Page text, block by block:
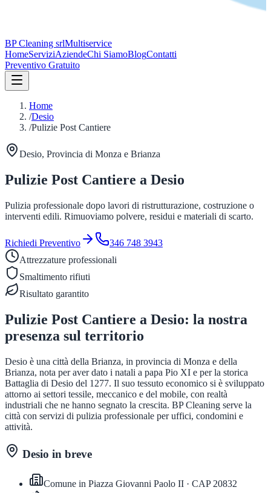
BP Cleaning srlMultiservice
HomeServiziAziendeChi SiamoBlogContatti
Preventivo Gratuito
Home
/Desio
/Pulizie Post Cantiere
Desio, Provincia di Monza e Brianza
Pulizie Post Cantiere a Desio
Pulizia professionale dopo lavori di ristrutturazione, costruzione o
interventi edili. Rimuoviamo polvere, residui e materiali di scarto.
Richiedi Preventivo
346 748 3943
Attrezzature professionali
Smaltimento rifiuti
Risultato garantito
Pulizie Post Cantiere a Desio: la nostra
presenza sul territorio
Desio è una città della Brianza, in provincia di Monza e della
Brianza, nota per aver dato i natali a papa Pio XI e per la storica
Battaglia di Desio del 1277. Il suo tessuto economico si è sviluppato
attorno ai settori tessile, meccanico e del mobile, con realtà
industriali che ne hanno segnato la crescita. BP Cleaning serve la
città con servizi di pulizia professionale per uffici, condomini e
attività.
Desio in breve
Comune in Piazza Giovanni Paolo II · CAP 20832